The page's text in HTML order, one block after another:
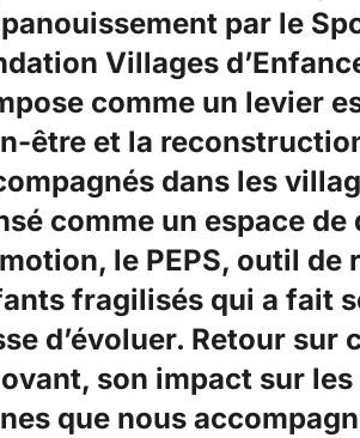
par le
Villages
comme un levier
être et la
dans les
comme un espace
le PEPS, outil de
fragilisés qui a fait
d’évoluer. Retour sur
son impact sur
que nous